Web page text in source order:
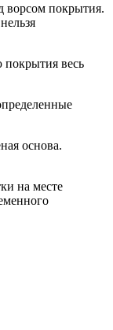
ворсом покрытия.
весь
основа.
на месте